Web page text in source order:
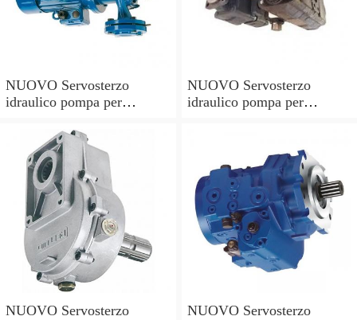
NUOVO Servosterzo
idraulico pompa per
CLASSE E-
SLK/DSP19002/
NUOVO Servosterzo
idraulico pompa per
NUOVO Servosterzo
NUOVO Servosterzo